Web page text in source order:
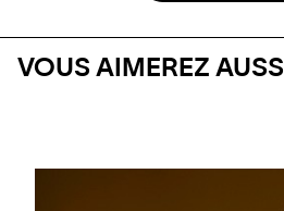
VOUS AIMEREZ AUSSI